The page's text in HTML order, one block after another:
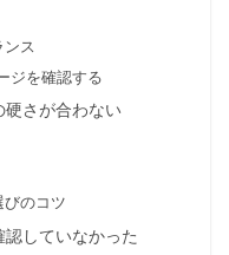
ス
ジを確認する
さが合わない
びのコツ
していなかった